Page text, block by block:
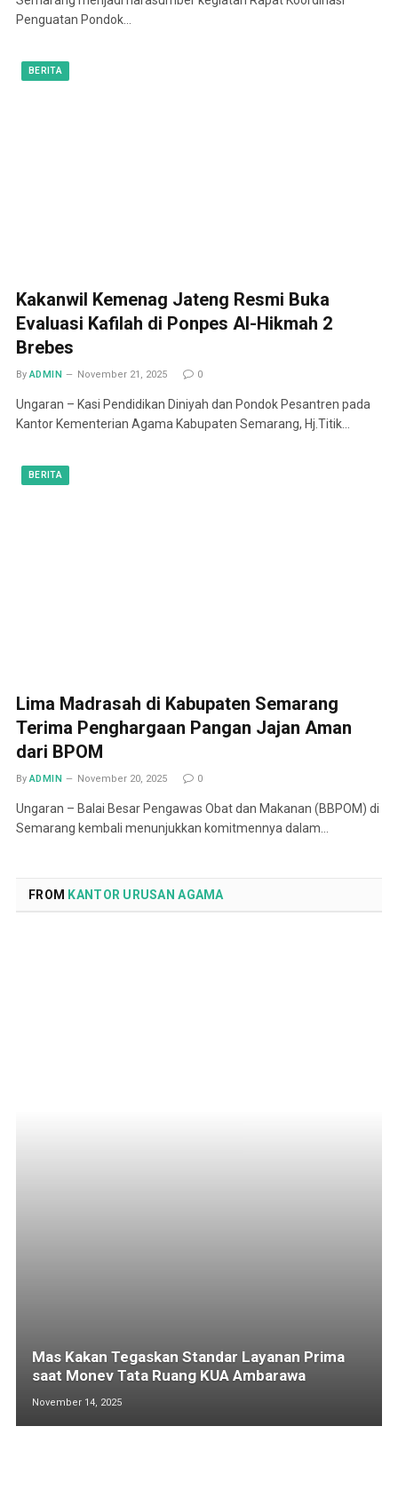
Penguatan Pondok…
BERITA
Kakanwil Kemenag Jateng Resmi Buka
Evaluasi Kafilah di Ponpes Al-Hikmah 2
Brebes
By ADMIN November 21, 2025 0
Ungaran – Kasi Pendidikan Diniyah dan Pondok Pesantren pada
Kantor Kementerian Agama Kabupaten Semarang, Hj.Titik…
BERITA
Lima Madrasah di Kabupaten Semarang
Terima Penghargaan Pangan Jajan Aman
dari BPOM
By ADMIN November 20, 2025 0
Ungaran – Balai Besar Pengawas Obat dan Makanan (BBPOM) di
Semarang kembali menunjukkan komitmennya dalam…
FROM KANTOR URUSAN AGAMA
Mas Kakan Tegaskan Standar Layanan Prima
saat Monev Tata Ruang KUA Ambarawa
November 14, 2025